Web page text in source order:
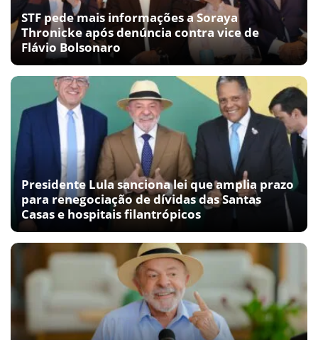
STF pede mais informações a Soraya
Thronicke após denúncia contra vice de
Flávio Bolsonaro
Presidente Lula sanciona lei que amplia prazo
para renegociação de dívidas das Santas
Casas e hospitais filantrópicos